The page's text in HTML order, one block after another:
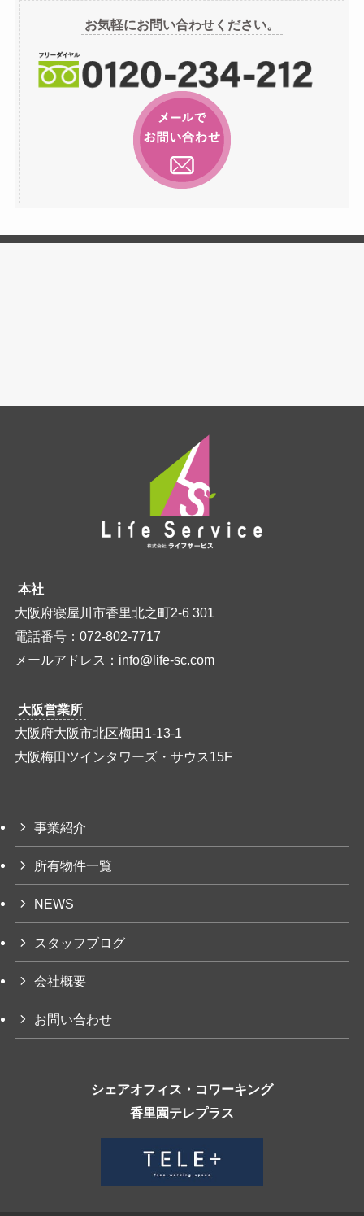
イ
ブ
お気軽にお問い合わせください。
本社
大阪府寝屋川市香里北之町2-6 301
電話番号：072-802-7717
メールアドレス：info@life-sc.com
大阪営業所
大阪府大阪市北区梅田1-13-1
大阪梅田ツインタワーズ・サウス15F
事業紹介
所有物件一覧
NEWS
スタッフブログ
会社概要
お問い合わせ
シェアオフィス・コワーキング
香里園テレプラス